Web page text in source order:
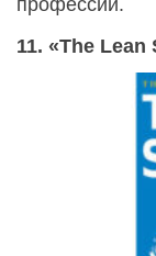
профессий.
11. «The